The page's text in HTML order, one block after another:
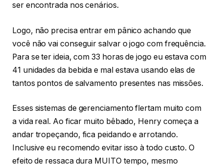
ser encontrada nos cenários.
Logo, não precisa entrar em pânico achando que
você não vai conseguir salvar o jogo com frequência.
Para se ter ideia, com 33 horas de jogo eu estava com
41 unidades da bebida e mal estava usando elas de
tantos pontos de salvamento presentes nas missões.
Esses sistemas de gerenciamento flertam muito com
a vida real. Ao ficar muito bêbado, Henry começa a
andar tropeçando, fica peidando e arrotando.
Inclusive eu recomendo evitar isso à todo custo. O
efeito de ressaca dura MUITO tempo, mesmo